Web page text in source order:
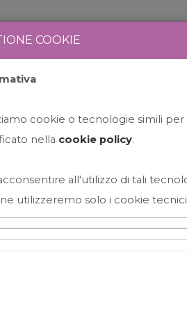
COOKIE
cookie o tecnologie simili
nella cookie policy.
all'utilizzo di tali
utilizzeremo solo i cookie tecnici